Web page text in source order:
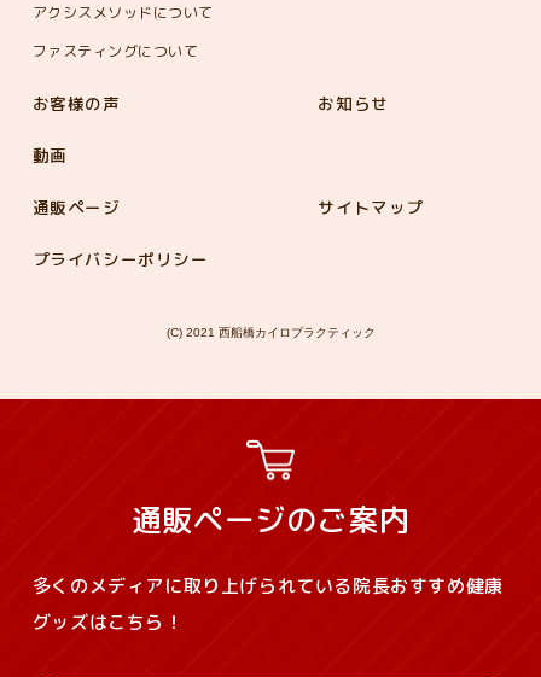
アクシスメソッドについて
ファスティングについて
お客様の声 お知らせ
動画
通販ページ サイトマップ
プライバシーポリシー
(C) 2021 西船橋カイロプラクティック
通販ページのご案内
多くのメディアに取り上げられている院長おすすめ健康
グッズはこちら！